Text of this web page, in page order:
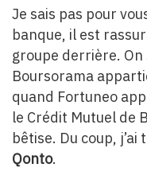
Je sais pas pour
banque, il est
groupe derrière.
Boursorama
quand Fortuneo
le Crédit Mutuel de
bêtise. Du coup, j’ai
Qonto.